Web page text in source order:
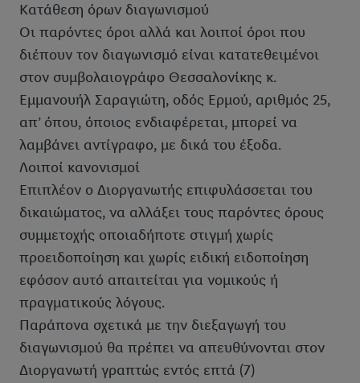
Κατάθεση όρων διαγωνισμού
Οι παρόντες όροι αλλά και λοιποί όροι που
διέπουν τον διαγωνισμό είναι κατατεθειμένοι
στον συμβολαιογράφο Θεσσαλονίκης κ.
Εμμανουήλ Σαραγιώτη, οδός Ερμού, αριθμός 25,
απ’ όπου, όποιος ενδιαφέρεται, μπορεί να
λαμβάνει αντίγραφο, με δικά του έξοδα.
Λοιποί κανονισμοί
Επιπλέον ο Διοργανωτής επιφυλάσσεται του
δικαιώματος, να αλλάξει τους παρόντες όρους
συμμετοχής οποιαδήποτε στιγμή χωρίς
προειδοποίηση και χωρίς ειδική ειδοποίηση
εφόσον αυτό απαιτείται για νομικούς ή
πραγματικούς λόγους.
Παράπονα σχετικά με την διεξαγωγή του
διαγωνισμού θα πρέπει να απευθύνονται στον
Διοργανωτή γραπτώς εντός επτά (7)